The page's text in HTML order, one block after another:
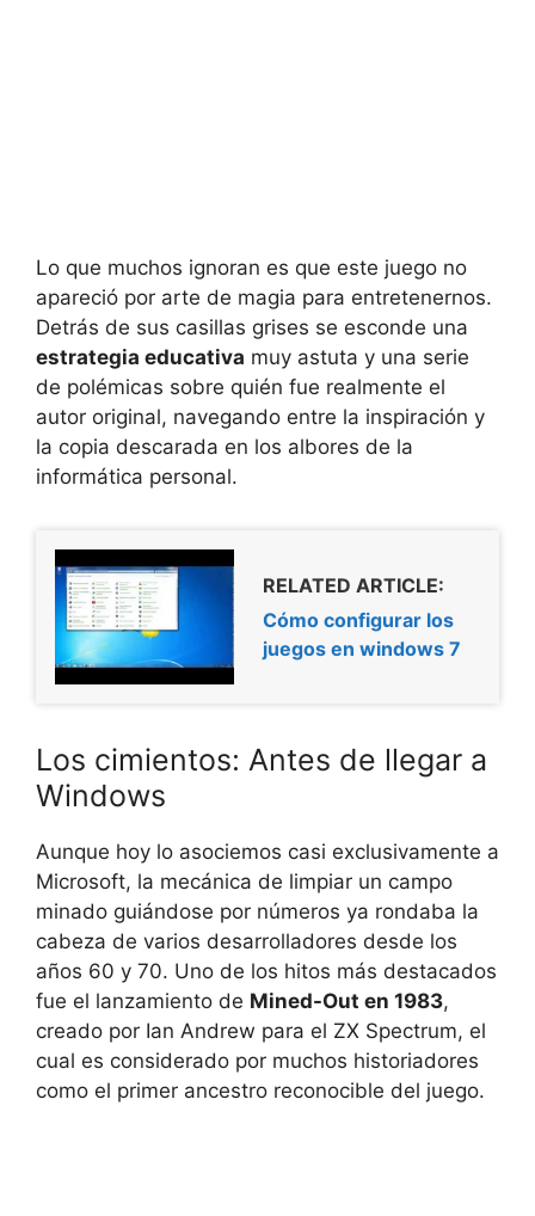
Lo que muchos ignoran es que este juego no
apareció por arte de magia para entretenernos.
Detrás de sus casillas grises se esconde una
estrategia educativa muy astuta y una serie
de polémicas sobre quién fue realmente el
autor original, navegando entre la inspiración y
la copia descarada en los albores de la
informática personal.
RELATED ARTICLE:
Cómo configurar los
juegos en windows 7
Los cimientos: Antes de llegar a
Windows
Aunque hoy lo asociemos casi exclusivamente a
Microsoft, la mecánica de limpiar un campo
minado guiándose por números ya rondaba la
cabeza de varios desarrolladores desde los
años 60 y 70. Uno de los hitos más destacados
fue el lanzamiento de Mined-Out en 1983,
creado por Ian Andrew para el ZX Spectrum, el
cual es considerado por muchos historiadores
como el primer ancestro reconocible del juego.